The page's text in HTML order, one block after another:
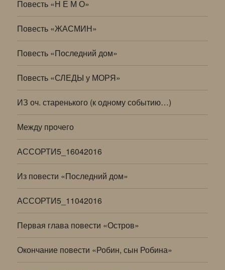
Повесть «Н Е М О»
Повесть «ЖАСМИН»
Повесть «Последний дом»
Повесть «СЛЕДЫ у МОРЯ»
ИЗ оч. старенького (к одному событию…)
Между прочего
АССОРТИ5_16042016
Из повести «Последний дом»
АССОРТИ5_11042016
Первая глава повести «Остров»
Окончание повести «Робин, сын Робина»